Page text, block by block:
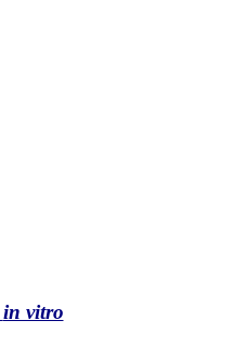
in vitro